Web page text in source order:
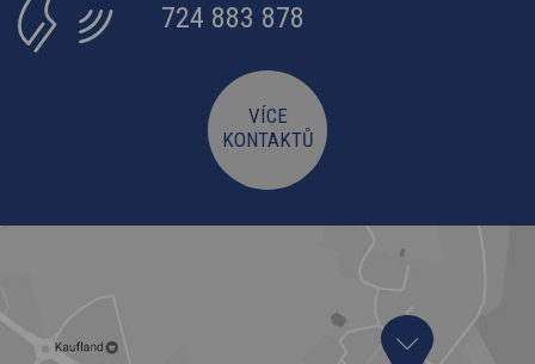
724 883 878
VÍCE
KONTAKTŮ